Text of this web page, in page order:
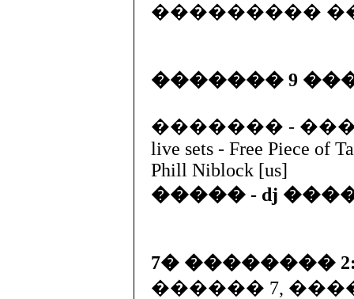
���������
������� 9
������� -
live sets - Free Piece of
Phill Niblock [us]
����� - dj
7� ��������
������ 7,